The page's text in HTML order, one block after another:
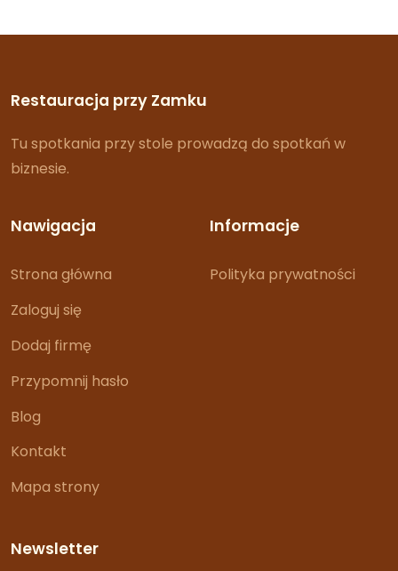
Restauracja przy Zamku
Tu spotkania przy stole prowadzą do spotkań w
biznesie.
Nawigacja
Strona główna
Zaloguj się
Dodaj firmę
Przypomnij hasło
Blog
Kontakt
Mapa strony
Informacje
Polityka prywatności
Newsletter